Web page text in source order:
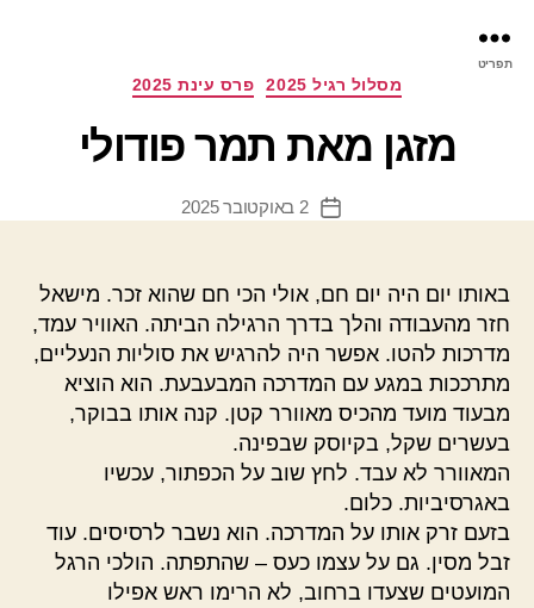
תפריט
קטגוריות מסלול רגיל 2025 פרס עינת 2025
מזגן מאת תמר פודולי
תאריך
2 באוקטובר 2025
באותו יום היה יום חם, אולי הכי חם שהוא זכר. מישאל
חזר מהעבודה והלך בדרך הרגילה הביתה. האוויר עמד,
מדרכות להטו. אפשר היה להרגיש את סוליות הנעליים,
מתרככות במגע עם המדרכה המבעבעת. הוא הוציא
מבעוד מועד מהכיס מאוורר קטן. קנה אותו בבוקר,
בעשרים שקל, בקיוסק שבפינה.
המאוורר לא עבד. לחץ שוב על הכפתור, עכשיו
באגרסיביות. כלום.
בזעם זרק אותו על המדרכה. הוא נשבר לרסיסים. עוד
זבל מסין. גם על עצמו כעס – שהתפתה. הולכי הרגל
המועטים שצעדו ברחוב, לא הרימו ראש אפילו